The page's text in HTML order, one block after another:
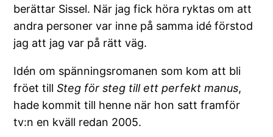
berättar Sissel. När jag fick höra ryktas om att
andra personer var inne på samma idé förstod
jag att jag var på rätt väg.
Idén om spänningsromanen som kom att bli
fröet tillSteg för steg till ett perfekt manus,
hade kommit till henne när hon satt framför
tv:n en kväll redan 2005.